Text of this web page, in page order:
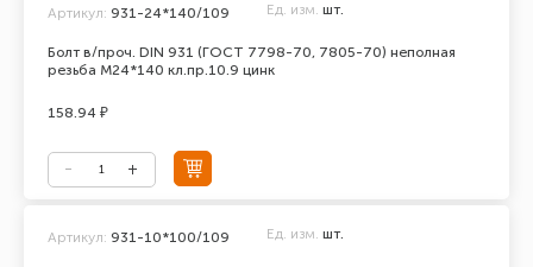
Болт в/проч. DIN 931 (ГОСТ 7798-70, 7805-70) неполная
резьба М24*140 кл.пр.10.9 цинк
Артикул: 931-24*140/109 Ед. изм. шт.
158.94 ₽
Артикул: 931-10*100/109 Ед. изм. шт.